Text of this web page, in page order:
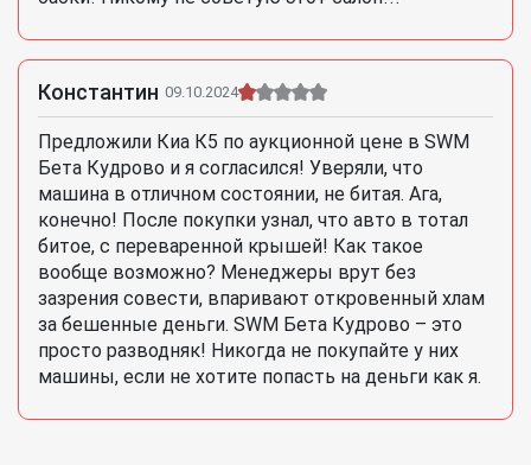
Константин 09.10.2024
Предложили Киа К5 по аукционной цене в SWM
Бета Кудрово и я согласился! Уверяли, что
машина в отличном состоянии, не битая. Ага,
конечно! После покупки узнал, что авто в тотал
битое, с переваренной крышей! Как такое
вообще возможно? Менеджеры врут без
зазрения совести, впаривают откровенный хлам
за бешенные деньги. SWM Бета Кудрово – это
просто разводняк! Никогда не покупайте у них
машины, если не хотите попасть на деньги как я.